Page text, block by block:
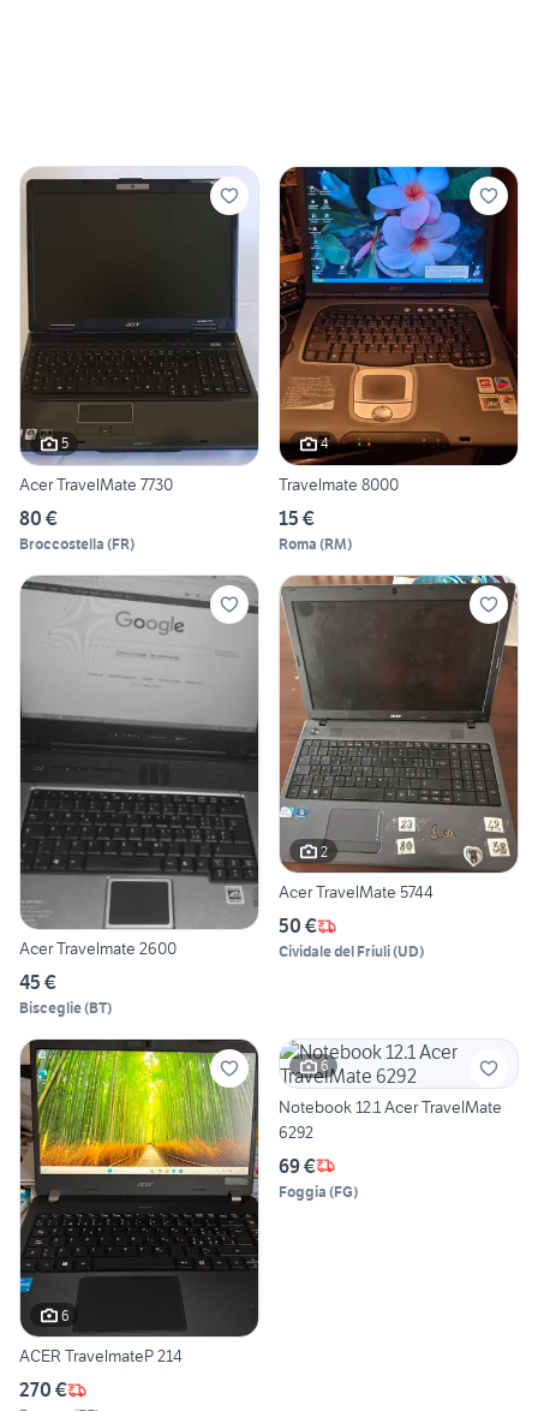
5
Acer TravelMate 7730
80 €
Broccostella (FR)
4
Travelmate 8000
15 €
Roma (RM)
Acer Travelmate 2600
45 €
Bisceglie(BT)
2
Acer TravelMate 5744
50 €
Cividale del Friuli(UD)
6
ACER TravelmateP 214
270 €
6
Notebook 12.1 Acer TravelMate
6292
69 €
Foggia (FG)